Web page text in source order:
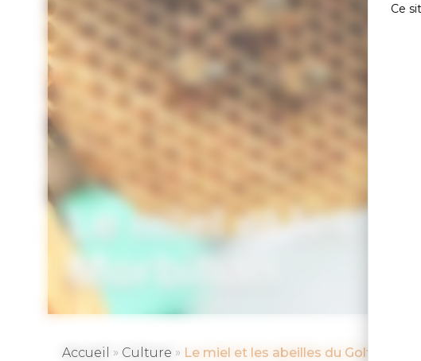
Le miel et les
Morbihan
Accueil » Culture » Le miel et les abeilles du Golfe du
Ce